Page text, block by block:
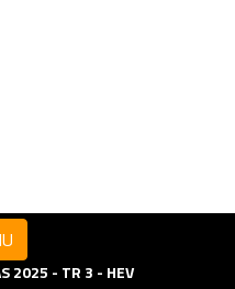
2025 - TR 3 - HEV